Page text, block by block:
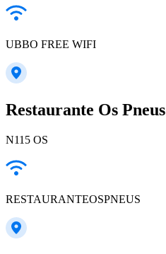
UBBO FREE WIFI
Restaurante Os Pneus
N115 OS
RESTAURANTEOSPNEUS